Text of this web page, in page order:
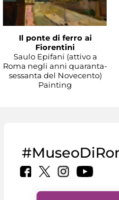
Il ponte di ferro ai
Fiorentini
Saulo Epifani (attivo a
Roma negli anni quaranta-
sessanta del Novecento)
Painting